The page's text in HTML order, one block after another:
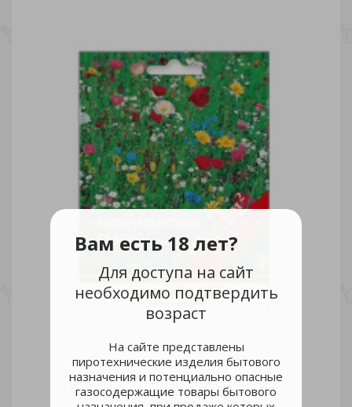
Вам есть 18 лет?
Для доступа на сайт
необходимо подтвердить
возраст
На сайте представлены
пиротехнические изделия бытового
назначения и потенциально опасные
газосодержащие товары бытового
Газон Мавританский газон 30гр/10/100